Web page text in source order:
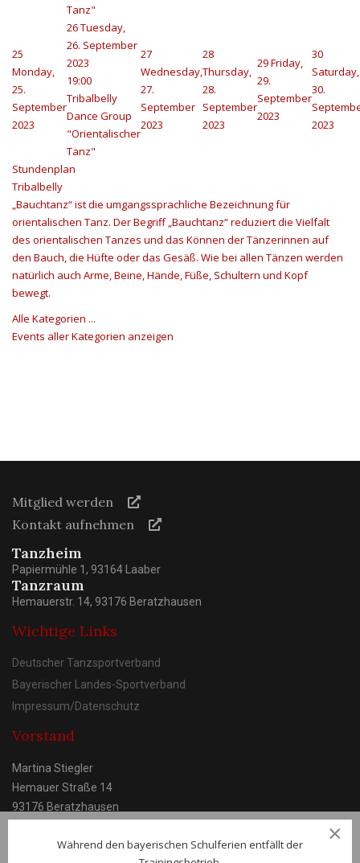
Tanz"
25
Monday,
25.
September
2023
26Tuesday,
26. September
2023
19:00
Tribalbelly
Dance Group
"Orientalischer
Tanz"
27
Wednesday,
27.
September
2023
28
Thursday,
28.
September
2023
29Friday,
29.
September
2023
30
Saturday,
30.
2023
Stundenplan
Tribalbelly
„Bauchtanz“ ist die umgangssprachliche Bezeichnung für
orientalischen Tanz. Der Begriff „Bauchtanz“ reduziert die Vielfalt
des orientalischen Tanzes und das Können der Tänzerinnen auf
den Bauch, die Hüfte oder das Gesäß. Wie bei allen Tänzen werden
natürlich auch Arme, Beine, Hände, Füße, Schultern und Kopf
bewegt.
Alle Kategorien ...
Events aller Kategorien anzeigen
Mitglied werden
Kontakt aufnehmen
Tanzheim
Papiermühle 1, 93164 Laaber
Tanzraum
Hemauerstr. 14, 93176 Beratzhausen
Wichtige Links
Deutscher Tanzsportverband
Bayerischer Landes-Sportverband
Impressum/Datenschutz
Vorstand
Martina Stiegler
Hemauer Straße 14
93176 Beratzhausen
×
Während den bayerischen Schulferien entfällt der